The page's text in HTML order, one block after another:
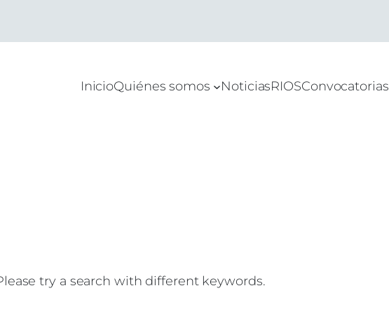
InicioQuiénes somos NoticiasRIOSConvocatorias
try a search with different keywords.